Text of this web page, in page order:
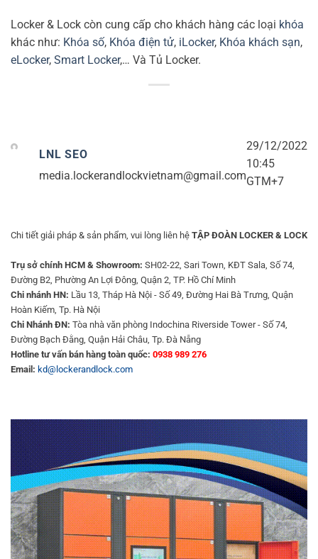
Locker & Lock còn cung cấp cho khách hàng các loại khóa
khác như: Khóa số, Khóa điện tử, iLocker, Khóa khách sạn,
eLocker, Smart Locker,… Và Tủ Locker.
LNL SEO
media.lockerandlockvietnam@gmail.com
29/12/2022
10:45
GTM+7
Chi tiết giải pháp & sản phẩm, vui lòng liên hệ TẬP ĐOÀN LOCKER & LOCK
Trụ sở chính HCM & Showroom: SH02-22, Sari Town, KĐT Sala, Số 74,
Đường B2, Phường An Lợi Đông, Quận 2, TP. Hồ Chí Minh
Chi nhánh HN: Lầu 13, Tháp Hà Nội - Số 49, Đường Hai Bà Trưng, Quận
Hoàn Kiếm, Tp. Hà Nội
Chi Nhánh ĐN: Tòa nhà văn phòng Indochina Riverside Tower - Số 74,
Đường Bạch Đằng, Quận Hải Châu, Tp. Đà Nẵng
Hotline tư vấn bán hàng toàn quốc: 0938 989 276
Email: kd@lockerandlock.com